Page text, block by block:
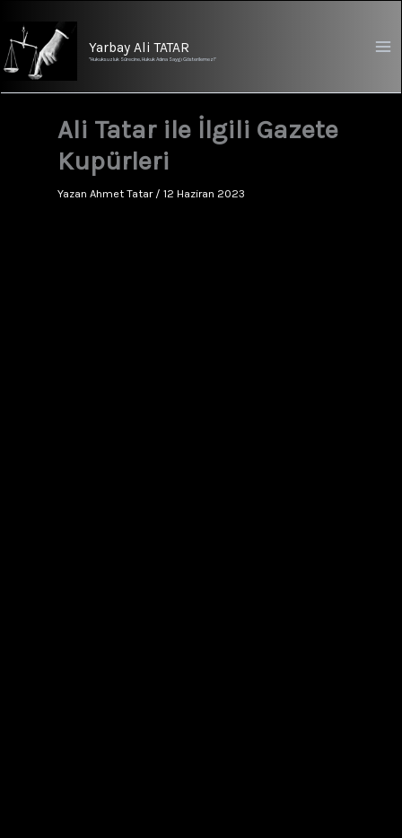
Yarbay Ali TATAR
"Hukuksuzluk Sürecine, Hukuk Adına Saygı Gösterilemez!"
Ali Tatar ile İlgili Gazete
Kupürleri
Yazan Ahmet Tatar / 12 Haziran 2023